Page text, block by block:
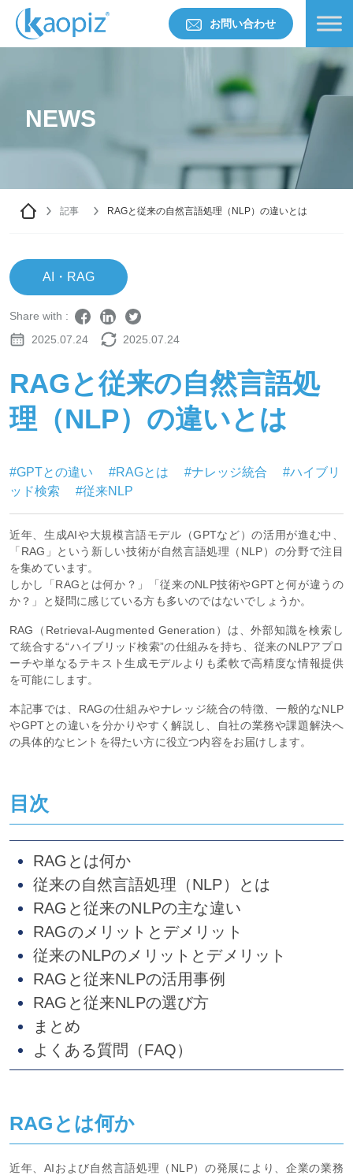
お問い合わせ
NEWS
記事 RAGと従来の自然言語処理（NLP）の違いとは
AI・RAG
Share with :
2025.07.24
2025.07.24
RAGと従来の自然言語処
理（NLP）の違いとは
#GPTとの違い #RAGとは #ナレッジ統合
#ハイブリ
ッド検索
#従来NLP
近年、生成AIや大規模言語モデル（GPTなど）の活用が進む中、
「RAG」という新しい技術が自然言語処理（NLP）の分野で注目
を集めています。
しかし「RAGとは何か？」「従来のNLP技術やGPTと何が違うの
か？」と疑問に感じている方も多いのではないでしょうか。
RAG（Retrieval-Augmented Generation）は、外部知識を検索し
て統合する“ハイブリッド検索”の仕組みを持ち、従来のNLPアプロ
ーチや単なるテキスト生成モデルよりも柔軟で高精度な情報提供
を可能にします。
本記事では、RAGの仕組みやナレッジ統合の特徴、一般的なNLP
やGPTとの違いを分かりやすく解説し、自社の業務や課題解決へ
の具体的なヒントを得たい方に役立つ内容をお届けします。
目次
RAGとは何か
従来の自然言語処理（NLP）とは
RAGと従来のNLPの主な違い
RAGのメリットとデメリット
従来のNLPのメリットとデメリット
RAGと従来NLPの活用事例
RAGと従来NLPの選び方
まとめ
よくある質問（FAQ）
RAGとは何か
近年、AIおよび自然言語処理（NLP）の発展により、企業の業務